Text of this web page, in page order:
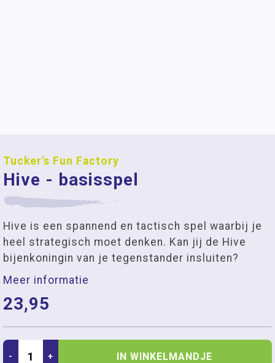
Tucker's Fun Factory
Hive - basisspel
Hive is een spannend en tactisch spel waarbij je
heel strategisch moet denken. Kan jij de Hive
bijenkoningin van je tegenstander insluiten?
Meer informatie
23,95
- + IN WINKELMANDJE